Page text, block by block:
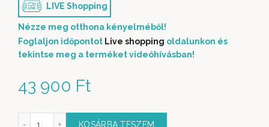
43 900 Ft
LIVE Shopping
Nézze meg otthona kényelméből!
Foglaljon időpontot Live shopping oldalunkon és
tekintse meg a terméket videóhívásban!
Arany színben mennyiség
KOSÁRBA TESZEM